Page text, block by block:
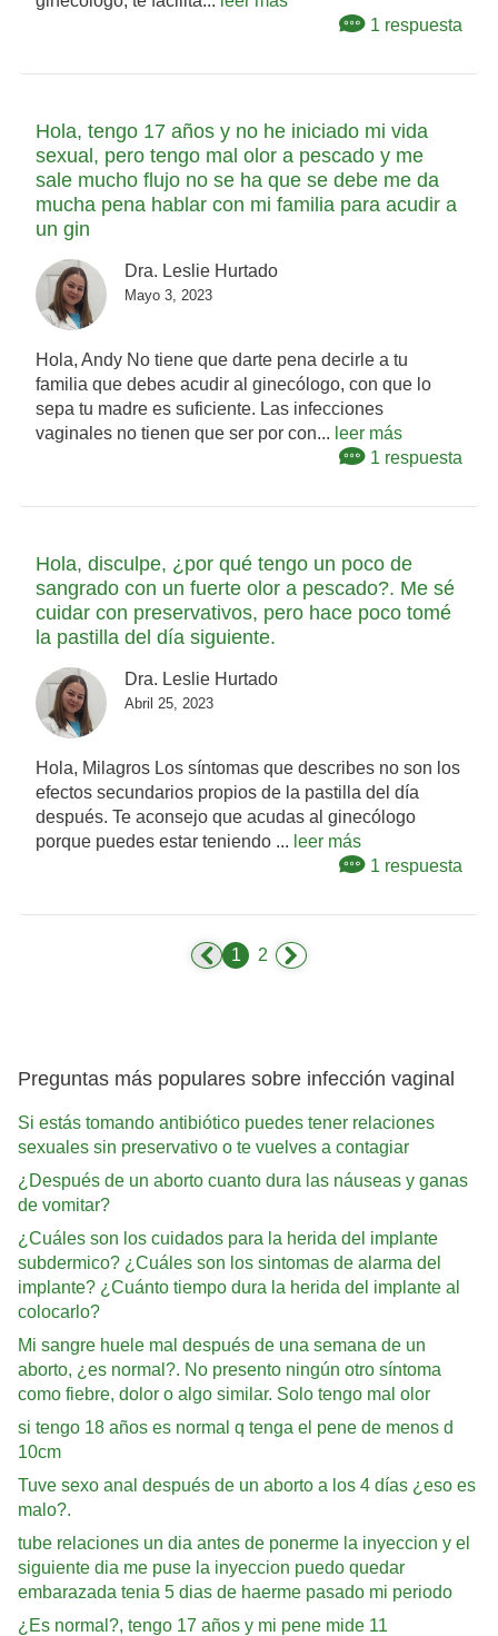
1 respuesta
Hola, tengo 17 años y no he iniciado mi vida
sexual, pero tengo mal olor a pescado y me
sale mucho flujo no se ha que se debe me da
mucha pena hablar con mi familia para acudir a
un gin
Dra. Leslie Hurtado
Mayo 3, 2023
Hola, Andy No tiene que darte pena decirle a tu
familia que debes acudir al ginecólogo, con que lo
sepa tu madre es suficiente. Las infecciones
vaginales no tienen que ser por con... leer más
1 respuesta
Hola, disculpe, ¿por qué tengo un poco de
sangrado con un fuerte olor a pescado?. Me sé
cuidar con preservativos, pero hace poco tomé
la pastilla del día siguiente.
Dra. Leslie Hurtado
Abril 25, 2023
Hola, Milagros Los síntomas que describes no son los
efectos secundarios propios de la pastilla del día
después. Te aconsejo que acudas al ginecólogo
porque puedes estar teniendo ... leer más
1 respuesta
1 2
Preguntas más populares sobre infección vaginal
Si estás tomando antibiótico puedes tener relaciones
sexuales sin preservativo o te vuelves a contagiar
¿Después de un aborto cuanto dura las náuseas y ganas
de vomitar?
¿Cuáles son los cuidados para la herida del implante
subdermico? ¿Cuáles son los sintomas de alarma del
implante? ¿Cuánto tiempo dura la herida del implante al
colocarlo?
Mi sangre huele mal después de una semana de un
aborto, ¿es normal?. No presento ningún otro síntoma
como fiebre, dolor o algo similar. Solo tengo mal olor
si tengo 18 años es normal q tenga el pene de menos d
10cm
Tuve sexo anal después de un aborto a los 4 días ¿eso es
malo?.
tube relaciones un dia antes de ponerme la inyeccion y el
siguiente dia me puse la inyeccion puedo quedar
embarazada tenia 5 dias de haerme pasado mi periodo
¿Es normal?, tengo 17 años y mi pene mide 11